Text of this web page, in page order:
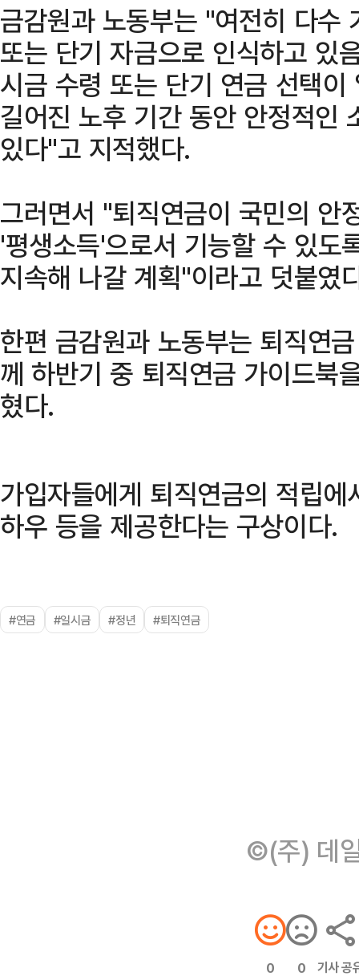
금감원과 노동부는 "여전히 다수
또는 단기 자금으로 인식하고 있
시금 수령 또는 단기 연금 선택
길어진 노후 기간 동안 안정적인
있다"고 지적했다.
그러면서 "퇴직연금이 국민의 안
'평생소득'으로서 기능할 수 있도
지속해 나갈 계획"이라고 덧붙였
한편 금감원과 노동부는 퇴직연
께 하반기 중 퇴직연금 가이드북
혔다.
가입자들에게 퇴직연금의 적립
하우 등을 제공한다는 구상이다.
#연금 #일시금 #정년 #퇴직연금
©(주) 데
0 0 기사 공